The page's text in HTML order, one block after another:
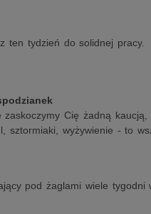
ten tydzień do solidnej pracy.
Cię żadną kaucją,
sztormiaki, wyżywienie - to
pod żaglami wiele